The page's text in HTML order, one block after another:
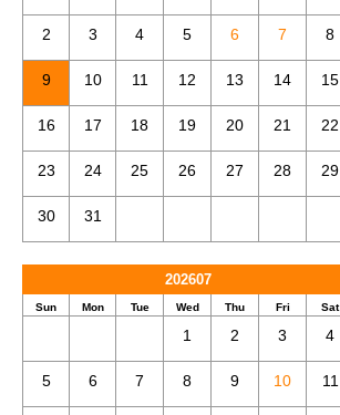
2 3 4 5 6 7 8
9 10 11 12 13 14 15
16 17 18 19 20 21 22
23 24 25 26 27 28 29
30 31
202607
Sun Mon Tue Wed Thu Fri Sat
1 2 3 4
5 6 7 8 9 10 11